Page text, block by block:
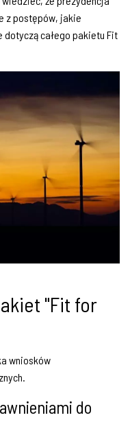
z postępów, jakie
całego pakietu Fit
"Fit for
wniosków
do